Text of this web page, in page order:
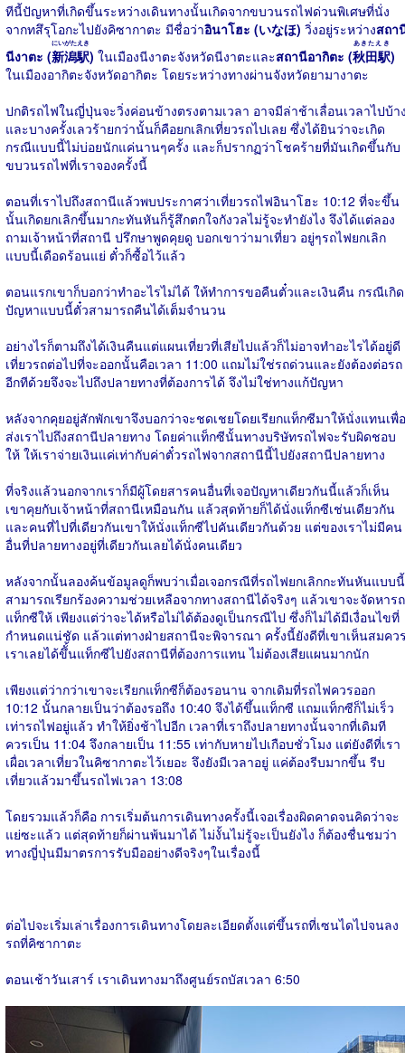
ทีนี้ปัญหาที่เกิดขึ้นระหว่างเดินทางนั้นเกิดจากขบวนรถไฟด่วนพิเศษที่นั่ง
จากทสึรุโอกะไปยังคิซากาตะ มีชื่อว่าอินาโฮะ (いなほ) วิ่งอยู่ระหว่างสถา
นีงาตะ (新潟駅
にいがたえき
) ในเมืองนีงาตะจังหวัดนีงาตะและสถานีอากิตะ (秋田駅
あきたえき
)
ในเมืองอากิตะจังหวัดอากิตะ โดยระหว่างทางผ่านจังหวัดยามางาตะ
ปกติรถไฟในญี่ปุ่นจะวิ่งค่อนข้างตรงตามเวลา อาจมีล่าช้าเลื่อนเวลาไปบ้า
และบางครั้งเลวร้ายกว่านั้นก็คือยกเลิกเที่ยวรถไปเลย ซึ่งได้ยินว่าจะเกิด
กรณีแบบนี้ไม่บ่อยนักแค่นานๆครั้ง และก็ปรากฏว่าโชคร้ายที่มันเกิดขึ้นกับ
ขบวนรถไฟที่เราจองครั้งนี้
ตอนที่เราไปถึงสถานีแล้วพบประกาศว่าเที่ยวรถไฟอินาโฮะ 10:12 ที่จะขึ้น
นั้นเกิดยกเลิกขึ้นมากะทันหันก็รู้สึกตกใจกังวลไม่รู้จะทำยังไง จึงได้แต่ลอง
ถามเจ้าหน้าที่สถานี ปรึกษาพูดคุยดู บอกเขาว่ามาเที่ยว อยู่ๆรถไฟยกเลิก
แบบนี้เดือดร้อนแย่ ตั๋วก็ซื้อไว้แล้ว
ตอนแรกเขาก็บอกว่าทำอะไรไม่ได้ ให้ทำการขอคืนตั๋วและเงินคืน กรณีเกิด
ปัญหาแบบนี้ตั๋วสามารถคืนได้เต็มจำนวน
อย่างไรก็ตามถึงได้เงินคืนแต่แผนเที่ยวที่เสียไปแล้วก็ไม่อาจทำอะไรได้อยู่ดี
เที่ยวรถต่อไปที่จะออกนั้นคือเวลา 11:00 แถมไม่ใช่รถด่วนและยังต้องต่อรถ
อีกทีด้วยจึงจะไปถึงปลายทางที่ต้องการได้ จึงไม่ใช่ทางแก้ปัญหา
หลังจากคุยอยู่สักพักเขาจึงบอกว่าจะชดเชยโดยเรียกแท็กซีมาให้นั่งแทนเพื่อ
ส่งเราไปถึงสถานีปลายทาง โดยค่าแท็กซีนั้นทางบริษัทรถไฟจะรับผิดชอบ
ให้ ให้เราจ่ายเงินแค่เท่ากับค่าตั๋วรถไฟจากสถานีนี้ไปยังสถานีปลายทาง
ที่จริงแล้วนอกจากเราก็มีผู้โดยสารคนอื่นที่เจอปัญหาเดียวกันนี้แล้วก็เห็น
เขาคุยกับเจ้าหน้าที่สถานีเหมือนกัน แล้วสุดท้ายก็ได้นั่งแท็กซีเช่นเดียวกัน
และคนที่ไปที่เดียวกันเขาให้นั่งแท็กซีไปคันเดียวกันด้วย แต่ของเราไม่มีคน
อื่นที่ปลายทางอยู่ที่เดียวกันเลยได้นั่งคนเดียว
หลังจากนั้นลองค้นข้อมูลดูก็พบว่าเมื่อเจอกรณีที่รถไฟยกเลิกกะทันหันแบบนี้
สามารถเรียกร้องความช่วยเหลือจากทางสถานีได้จริงๆ แล้วเขาจะจัดหารถ
แท็กซีให้ เพียงแต่ว่าจะได้หรือไม่ได้ต้องดูเป็นกรณีไป ซึ่งก็ไม่ได้มีเงื่อนไขที่
กำหนดแน่ชัด แล้วแต่ทางฝ่ายสถานีจะพิจารณา ครั้งนี้ยังดีที่เขาเห็นสมคว
เราเลยได้ขึั้นแท็กซีไปยังสถานีที่ต้องการแทน ไม่ต้องเสียแผนมากนัก
เพียงแต่ว่ากว่าเขาจะเรียกแท็กซีก็ต้องรอนาน จากเดิมที่รถไฟควรออก
10:12 นั้นกลายเป็นว่าต้องรอถึง 10:40 จึงได้ขึ้นแท็กซี แถมแท็กซีก็ไม่เร็ว
เท่ารถไฟอยู่แล้ว ทำให้ยิ่งช้าไปอีก เวลาที่เราถึงปลายทางนั้นจากที่เดิมที
ควรเป็น 11:04 จึงกลายเป็น 11:55 เท่ากับหายไปเกือบชั่วโมง แต่ยังดีที่เรา
เผื่อเวลาเที่ยวในคิซากาตะไว้เยอะ จึงยังมีเวลาอยู่ แค่ต้องรีบมากขึ้น รีบ
เที่ยวแล้วมาขึ้นรถไฟเวลา 13:08
โดยรวมแล้วก็คือ การเริ่มต้นการเดินทางครั้งนี้เจอเรื่องผิดคาดจนคิดว่าจะ
แย่ซะแล้ว แต่สุดท้ายก็ผ่านพ้นมาได้ ไม่งั้นไม่รู้จะเป็นยังไง ก็ต้องชื่นชมว่า
ทางญี่ปุ่นมีมาตรการรับมืออย่างดีจริงๆในเรื่องนี้
ต่อไปจะเริ่มเล่าเรื่องการเดินทางโดยละเอียดตั้งแต่ขึ้นรถที่เซนไดไปจนลง
รถที่คิซากาตะ
ตอนเช้าวันเสาร์ เราเดินทางมาถึงศูนย์รถบัสเวลา 6:50